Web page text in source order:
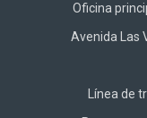
Oficina
Avenida Las
Línea de